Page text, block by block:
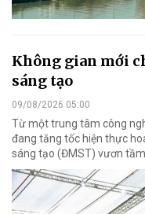
Không gian mới
sáng tạo
09/08/2026 05:00
Từ một trung tâm công
đang tăng tốc hiện thực
sáng tạo (ĐMST) vươn